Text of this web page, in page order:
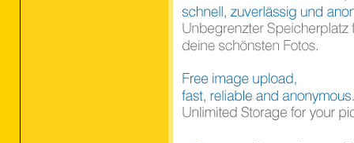
O2 - BHO: Windows Live
O2 - BHO: Java(tm) Plug-
O2 - BHO: Windows Live
O3 - Toolbar: Show Norton
O4 - HKLM\..\Run:
O4 - HKLM\..\Run:
O4 - HKLM\..\Run:
O4 - HKLM\..\Run: